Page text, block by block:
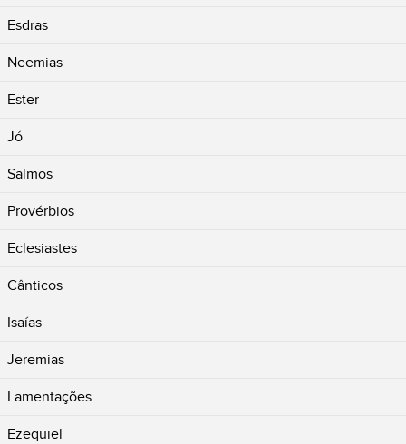
Esdras
Neemias
Ester
Jó
Salmos
Provérbios
Eclesiastes
Cânticos
Isaías
Jeremias
Lamentações
Ezequiel